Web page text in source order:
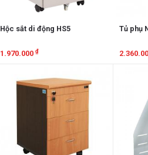
Hộc sắt di động HS5
1.970.000 ₫
Tủ phụ